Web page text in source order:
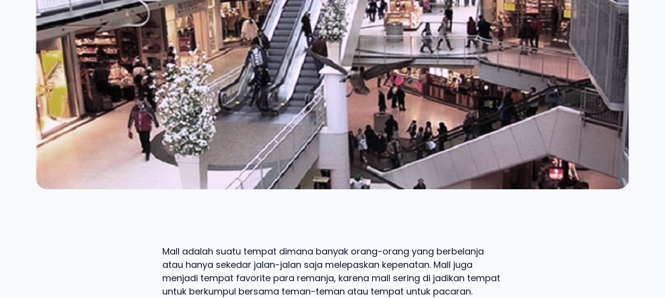
Mall adalah suatu tempat dimana banyak orang-orang yang berbelanja
atau hanya sekedar jalan-jalan saja melepaskan kepenatan. Mall juga
menjadi tempat favorite para remanja, karena mall sering di jadikan tempat
untuk berkumpul bersama teman-teman atau tempat untuk pacaran.